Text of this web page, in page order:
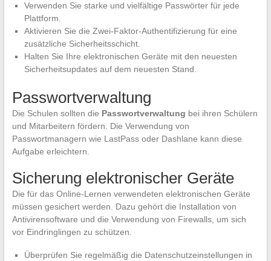
Verwenden Sie starke und vielfältige Passwörter für jede
Plattform.
Aktivieren Sie die Zwei-Faktor-Authentifizierung für eine
zusätzliche Sicherheitsschicht.
Halten Sie Ihre elektronischen Geräte mit den neuesten
Sicherheitsupdates auf dem neuesten Stand.
Passwortverwaltung
Die Schulen sollten die Passwortverwaltung bei ihren Schülern
und Mitarbeitern fördern. Die Verwendung von
Passwortmanagern wie LastPass oder Dashlane kann diese
Aufgabe erleichtern.
Sicherung elektronischer Geräte
Die für das Online-Lernen verwendeten elektronischen Geräte
müssen gesichert werden. Dazu gehört die Installation von
Antivirensoftware und die Verwendung von Firewalls, um sich
vor Eindringlingen zu schützen.
Überprüfen Sie regelmäßig die Datenschutzeinstellungen in